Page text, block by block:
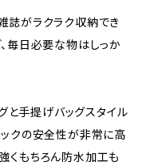
誌がラクラク収納でき
毎日必要な物はしっか
グと手提げバッグスタイル
ックの安全性が非常に高
くもちろん防水加工も